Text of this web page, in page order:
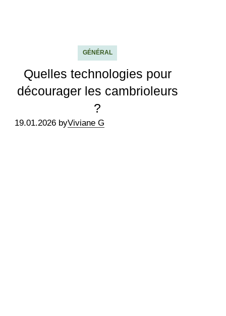
GÉNÉRAL
Quelles technologies pour
décourager les cambrioleurs
?
19.01.2026 byViviane G